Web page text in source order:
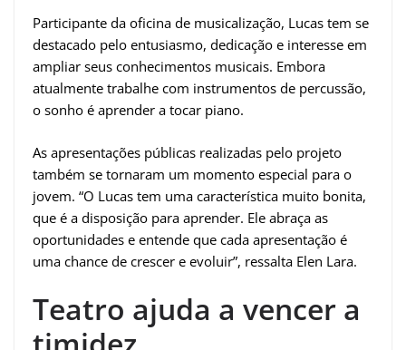
Participante da oficina de musicalização, Lucas tem se
destacado pelo entusiasmo, dedicação e interesse em
ampliar seus conhecimentos musicais. Embora
atualmente trabalhe com instrumentos de percussão,
o sonho é aprender a tocar piano.
As apresentações públicas realizadas pelo projeto
também se tornaram um momento especial para o
jovem. “O Lucas tem uma característica muito bonita,
que é a disposição para aprender. Ele abraça as
oportunidades e entende que cada apresentação é
uma chance de crescer e evoluir”, ressalta Elen Lara.
Teatro ajuda a vencer a